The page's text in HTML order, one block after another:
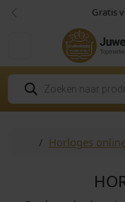
Skip to content
Skip to footer Gratis
Vorige
P
o
d
HomeHorloges